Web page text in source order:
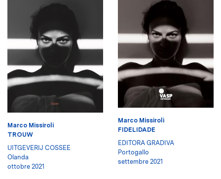
Marco Missiroli
TROUW
UITGEVERIJ COSSEE
Olanda
ottobre 2021
Marco Missiroli
FIDELIDADE
EDITORA GRADIVA
Portogallo
settembre 2021